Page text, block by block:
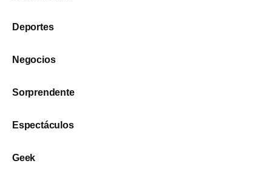
Deportes
Negocios
Sorprendente
Espectáculos
Geek